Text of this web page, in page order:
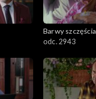
Barwy szczęścia
odc. 2943